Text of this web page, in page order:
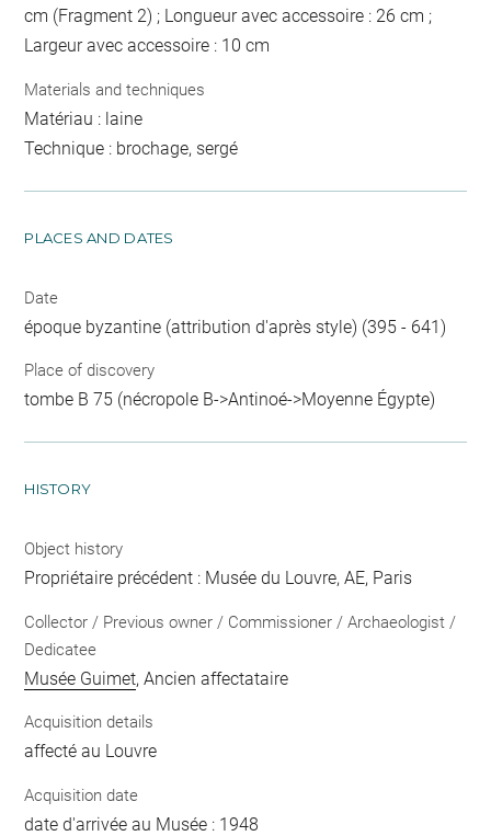
cm (Fragment 2) ; Longueur avec accessoire : 26 cm ;
Largeur avec accessoire : 10 cm
Materials and techniques
Matériau : laine
Technique : brochage, sergé
PLACES AND DATES
Date
époque byzantine (attribution d'après style) (395 - 641)
Place of discovery
tombe B 75 (nécropole B->Antinoé->Moyenne Égypte)
HISTORY
Object history
Propriétaire précédent : Musée du Louvre, AE, Paris
Collector / Previous owner / Commissioner / Archaeologist /
Dedicatee
Musée Guimet, Ancien affectataire
Acquisition details
affecté au Louvre
Acquisition date
date d'arrivée au Musée : 1948